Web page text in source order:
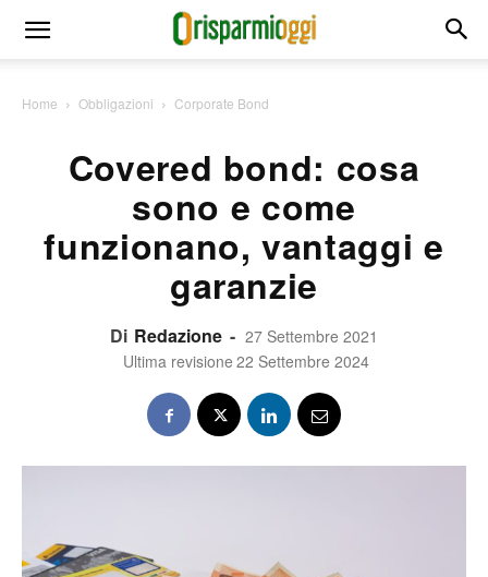
Home Obbligazioni Corporate Bond
Covered bond: cosa
sono e come
funzionano, vantaggi e
garanzie
Di Redazione - 27 Settembre 2021
Ultima revisione 22 Settembre 2024